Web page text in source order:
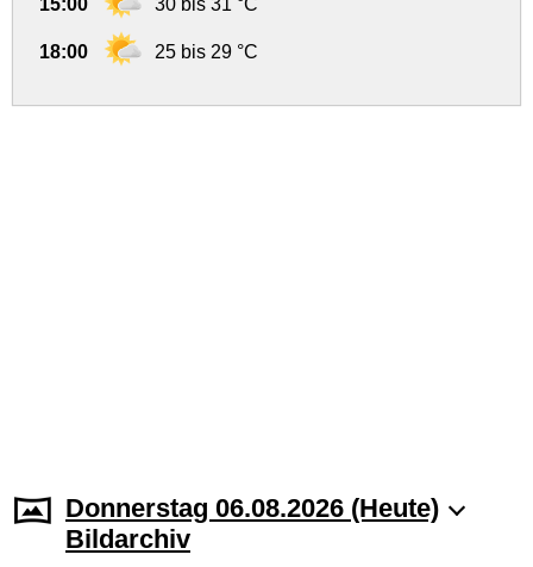
15:00 30 bis 31 °C
18:00 25 bis 29 °C
Donnerstag 06.08.2026 (Heute)
Bildarchiv